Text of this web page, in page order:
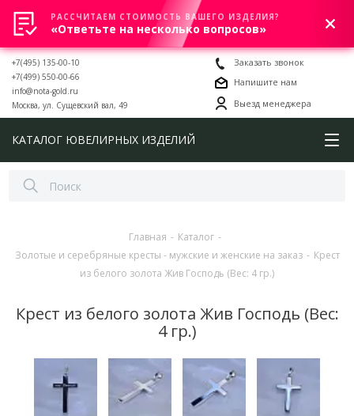
0
+7(495) 135-00-10
+7(499) 550-00-66
info@nota-gold.ru
Москва, ул. Сущевский вал, 49
Заказать звонок
Напишите нам
Выезд менеджера
КАТАЛОГ ЮВЕЛИРНЫХ ИЗДЕЛИЙ
Главная - Каталог -
Золотые и серебряные кресты - мужские и женские на заказ - Крест
из белого золота Жив Господь (Вес: 4 гр.)
Крест из белого золота Жив Господь (Вес:
4 гр.)
РАССЧИТАЕМ СТОИМОСТЬ ВАШЕГО ИЗДЕЛИЯ?
«Ответьте на несколько вопросов»